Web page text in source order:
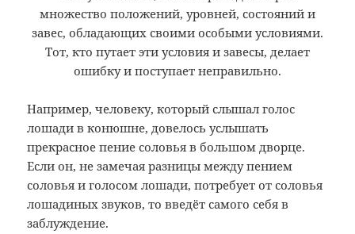
множество положений, уровней, состояний и
завес, обладающих своими особыми условиями.
Тот, кто путает эти условия и завесы, делает
ошибку и поступает неправильно.
Например, человеку, который слышал голос
лошади в конюшне, довелось услышать
прекрасное пение соловья в большом дворце.
Если он, не замечая разницы между пением
соловья и голосом лошади, потребует от соловья
лошадиных звуков, то введёт самого себя в
заблуждение.